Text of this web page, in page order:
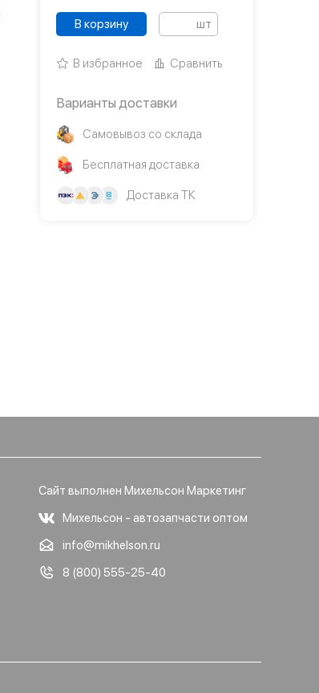
В корзину шт
В избранное Сравнить
Варианты доставки
Самовывоз со склада
Бесплатная доставка
Доставка ТК
Сайт выполнен Михельсон Маркетинг
Михельсон - автозапчасти оптом
info@mikhelson.ru
8 (800) 555-25-40